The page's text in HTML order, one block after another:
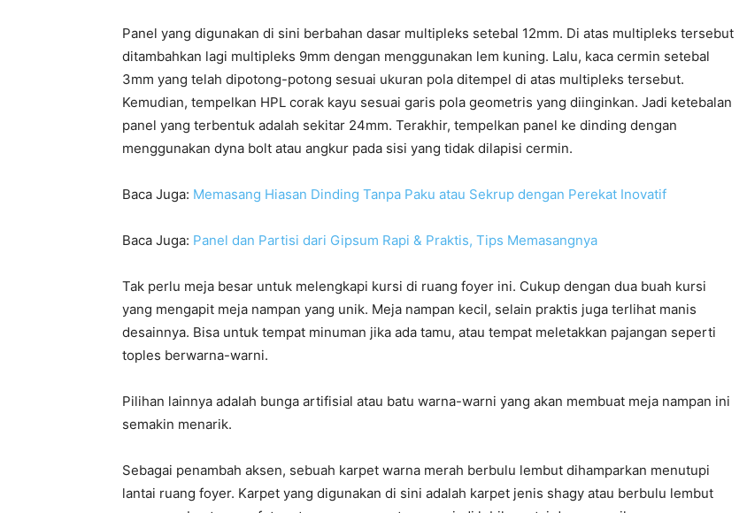
Panel yang digunakan di sini berbahan dasar multipleks setebal 12mm. Di atas multipleks tersebut
ditambahkan lagi multipleks 9mm dengan menggunakan lem kuning. Lalu, kaca cermin setebal
3mm yang telah dipotong-potong sesuai ukuran pola ditempel di atas multipleks tersebut.
Kemudian, tempelkan HPL corak kayu sesuai garis pola geometris yang diinginkan. Jadi ketebalan
panel yang terbentuk adalah sekitar 24mm. Terakhir, tempelkan panel ke dinding dengan
menggunakan dyna bolt atau angkur pada sisi yang tidak dilapisi cermin.
Baca Juga: Memasang Hiasan Dinding Tanpa Paku atau Sekrup dengan Perekat Inovatif
Baca Juga: Panel dan Partisi dari Gipsum Rapi & Praktis, Tips Memasangnya
Tak perlu meja besar untuk melengkapi kursi di ruang foyer ini. Cukup dengan dua buah kursi
yang mengapit meja nampan yang unik. Meja nampan kecil, selain praktis juga terlihat manis
desainnya. Bisa untuk tempat minuman jika ada tamu, atau tempat meletakkan pajangan seperti
toples berwarna-warni.
Pilihan lainnya adalah bunga artifisial atau batu warna-warni yang akan membuat meja nampan ini
semakin menarik.
Sebagai penambah aksen, sebuah karpet warna merah berbulu lembut dihamparkan menutupi
lantai ruang foyer. Karpet yang digunakan di sini adalah karpet jenis shagy atau berbulu lembut